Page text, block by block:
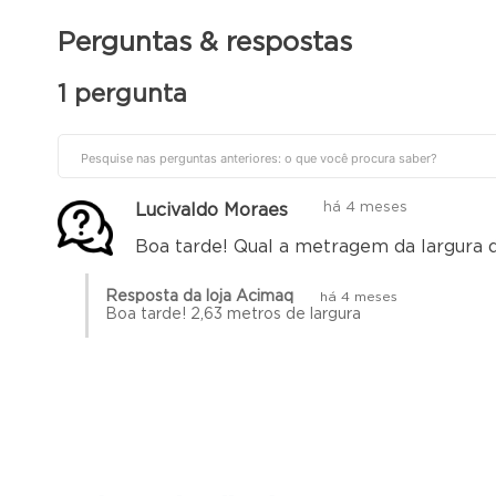
Aplicações Indicadas:
Mercados de bairro
Distribuidoras de frios
NÃO indicado para: congelados ou produtos que
NÃO acompanha: caixas plásticas de hortifrúti
Especificações Técnicas:
Sistema de refrigeração: Ar forçado
Temperatura de trabalho: 0º a 7ºC
Perguntas & respostas
1 pergunta
Lucivaldo Moraes há 4 meses
Boa tarde! Qual a metragem da largura
Resposta da loja Acimaq há 4 meses
Boa tarde! 2,63 metros de largura